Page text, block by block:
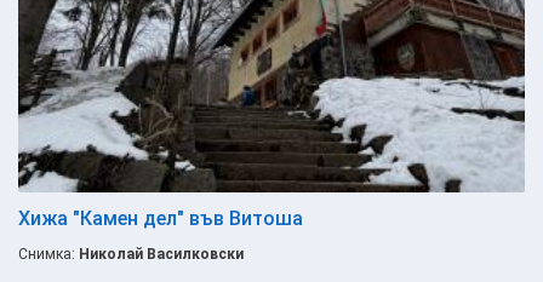
Хижа "Камен дел" във Витоша
Снимка: Николай Василковски